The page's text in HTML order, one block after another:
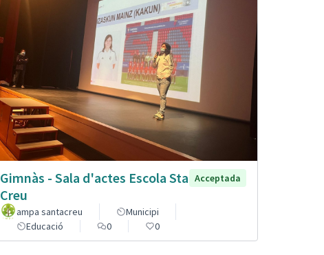
Gimnàs - Sala d'actes Escola Sta
Creu
Acceptada
ampa santacreu
Municipi
Educació
0 0